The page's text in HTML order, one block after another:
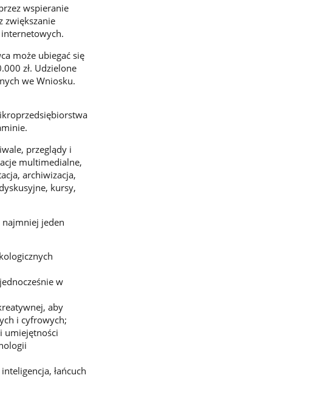
wspieranie
zwiększanie
może ubiegać się
zł. Udzielone
we Wniosku.
przeglądy i
multimedialne,
archiwizacja,
kursy,
najmniej jeden
w
aby
i cyfrowych;
umiejętności
łańcuch